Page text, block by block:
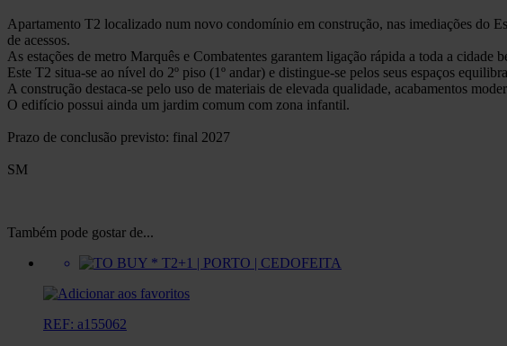
Apartamento T2 localizado num novo condomínio em construção, nas imediações do
de acessos.
As estações de metro Marquês e Combatentes garantem ligação rápida a toda a
Este T2 situa-se ao nível do 2º piso (1º andar) e distingue-se pelos seus espaços
A construção destaca-se pelo uso de materiais de elevada qualidade, acabamentos
O edifício possui ainda um jardim comum com zona infantil.
Prazo de conclusão previsto: final 2027
SM
Também pode gostar de...
REF: a155062